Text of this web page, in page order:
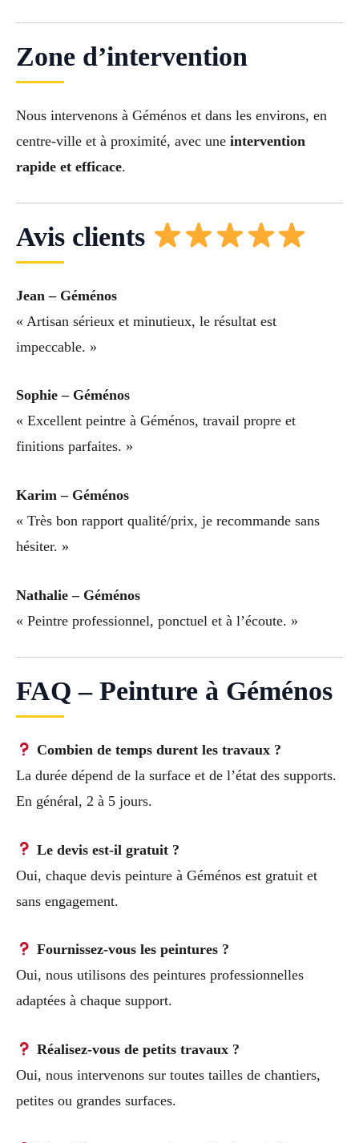
Zone d’intervention
Nous intervenons à Géménos et dans les environs, en
centre-ville et à proximité, avec une intervention
rapide et efficace.
Avis clients
Jean – Géménos
« Artisan sérieux et minutieux, le résultat est
impeccable. »
Sophie – Géménos
« Excellent peintre à Géménos, travail propre et
finitions parfaites. »
Karim – Géménos
« Très bon rapport qualité/prix, je recommande sans
hésiter. »
Nathalie – Géménos
« Peintre professionnel, ponctuel et à l’écoute. »
FAQ – Peinture à Géménos
Combien de temps durent les travaux ?
La durée dépend de la surface et de l’état des supports.
En général, 2 à 5 jours.
Le devis est-il gratuit ?
Oui, chaque devis peinture à Géménos est gratuit et
sans engagement.
Fournissez-vous les peintures ?
Oui, nous utilisons des peintures professionnelles
adaptées à chaque support.
Réalisez-vous de petits travaux ?
Oui, nous intervenons sur toutes tailles de chantiers,
petites ou grandes surfaces.